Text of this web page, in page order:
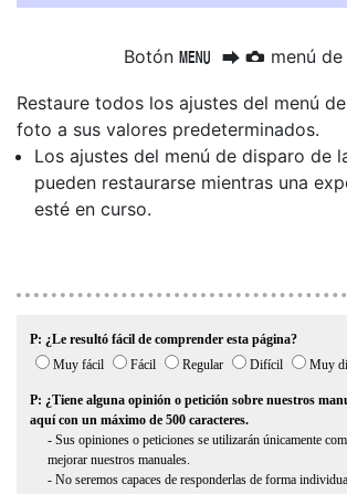
Botón G U C menú
Restaure todos los ajustes del menú
foto a sus valores predeterminados.
Los ajustes del menú de disparo de
pueden restaurarse mientras una
esté en curso.